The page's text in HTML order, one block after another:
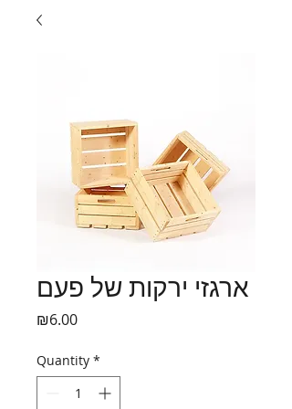
ארגזי ירקות של פעם
₪6.00Price
Quantity *